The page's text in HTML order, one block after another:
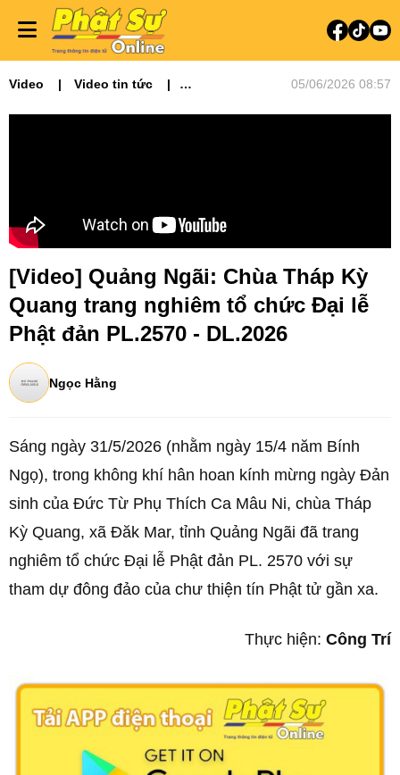
Video
Video tin tức
05/06/2026 08:57
[Video] Quảng Ngãi: Chùa Tháp Kỳ
Quang trang nghiêm tổ chức Đại lễ
Phật đản PL.2570 - DL.2026
Ngọc Hằng
Sáng ngày 31/5/2026 (nhằm ngày 15/4 năm Bính
Ngọ), trong không khí hân hoan kính mừng ngày Đản
sinh của Đức Từ Phụ Thích Ca Mâu Ni, chùa Tháp
Kỳ Quang, xã Đăk Mar, tỉnh Quảng Ngãi đã trang
nghiêm tổ chức Đại lễ Phật đản PL. 2570 với sự
tham dự đông đảo của chư thiện tín Phật tử gần xa.
Thực hiện: Công Trí